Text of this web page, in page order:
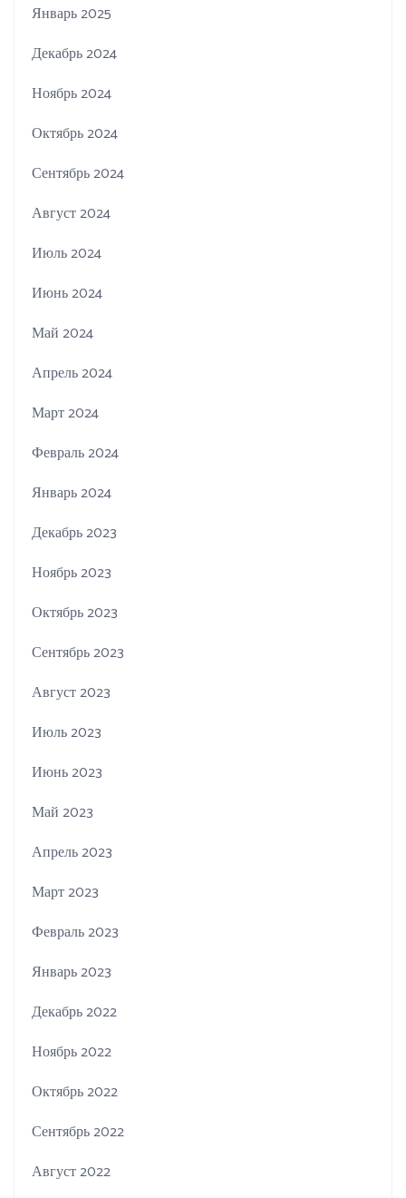
Январь 2025
Декабрь 2024
Ноябрь 2024
Октябрь 2024
Сентябрь 2024
Август 2024
Июль 2024
Июнь 2024
Май 2024
Апрель 2024
Март 2024
Февраль 2024
Январь 2024
Декабрь 2023
Ноябрь 2023
Октябрь 2023
Сентябрь 2023
Август 2023
Июль 2023
Июнь 2023
Май 2023
Апрель 2023
Март 2023
Февраль 2023
Январь 2023
Декабрь 2022
Ноябрь 2022
Октябрь 2022
Сентябрь 2022
Август 2022